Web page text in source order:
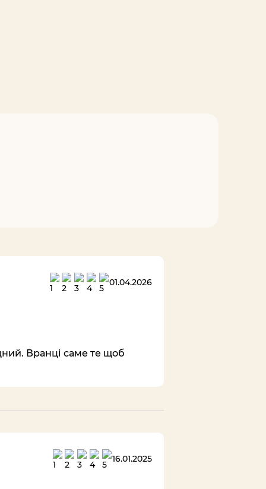
01.04.2026
Вранці саме те щоб
16.01.2025